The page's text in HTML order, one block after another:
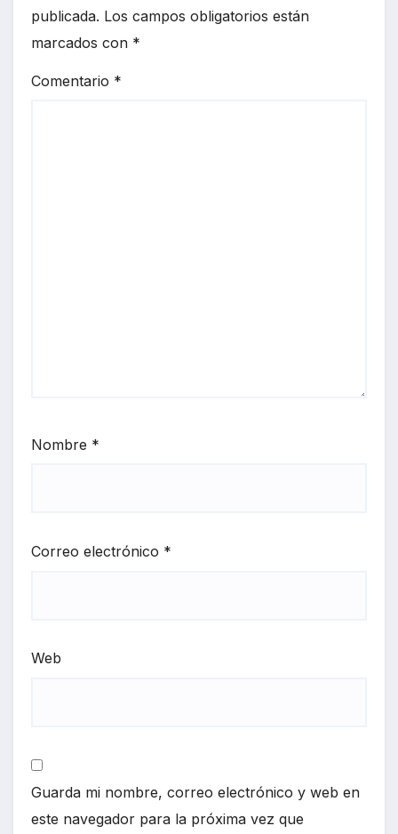
publicada. Los campos obligatorios están
marcados con *
Comentario *
Nombre *
Correo electrónico *
Web
Guarda mi nombre, correo electrónico y web en
este navegador para la próxima vez que